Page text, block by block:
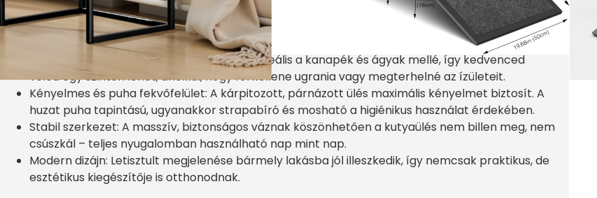
Kihajtható, visszacsukható rámpa: A beépített rámpa segíti a kényelmes feljutást az ülésre,
különösen idősebb vagy mozgásukban korlátozott kutyusoknak. Használaton kívül könnyedén
visszacsukható, így helytakarékos és esztétikus marad.
Magasított kialakítás: Az ülés magassága ideális a kanapék és ágyak mellé, így kedvenced
veled egy szinten lehet, anélkül, hogy fel kellene ugrania vagy megterhelné az ízületeit.
Kényelmes és puha fekvőfelület: A kárpitozott, párnázott ülés maximális kényelmet biztosít. A
huzat puha tapintású, ugyanakkor strapabíró és mosható a higiénikus használat érdekében.
Stabil szerkezet: A masszív, biztonságos váznak köszönhetően a kutyaülés nem billen meg, nem
csúszkál – teljes nyugalomban használható nap mint nap.
Modern dizájn: Letisztult megjelenése bármely lakásba jól illeszkedik, így nemcsak praktikus, de
esztétikus kiegészítője is otthonodnak.